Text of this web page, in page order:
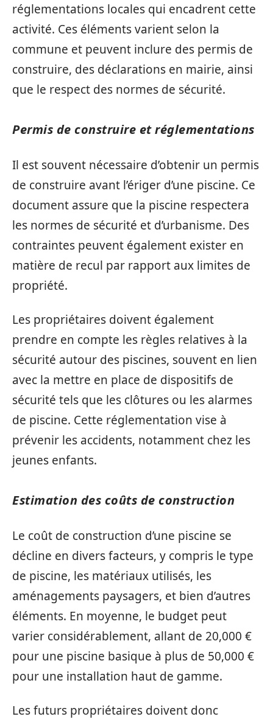
réglementations locales qui encadrent cette
activité. Ces éléments varient selon la
commune et peuvent inclure des permis de
construire, des déclarations en mairie, ainsi
que le respect des normes de sécurité.
Permis de construire et réglementations
Il est souvent nécessaire d’obtenir un permis
de construire avant l’ériger d’une piscine. Ce
document assure que la piscine respectera
les normes de sécurité et d’urbanisme. Des
contraintes peuvent également exister en
matière de recul par rapport aux limites de
propriété.
Les propriétaires doivent également
prendre en compte les règles relatives à la
sécurité autour des piscines, souvent en lien
avec la mettre en place de dispositifs de
sécurité tels que les clôtures ou les alarmes
de piscine. Cette réglementation vise à
prévenir les accidents, notamment chez les
jeunes enfants.
Estimation des coûts de construction
Le coût de construction d’une piscine se
décline en divers facteurs, y compris le type
de piscine, les matériaux utilisés, les
aménagements paysagers, et bien d’autres
éléments. En moyenne, le budget peut
varier considérablement, allant de 20,000 €
pour une piscine basique à plus de 50,000 €
pour une installation haut de gamme.
Les futurs propriétaires doivent donc